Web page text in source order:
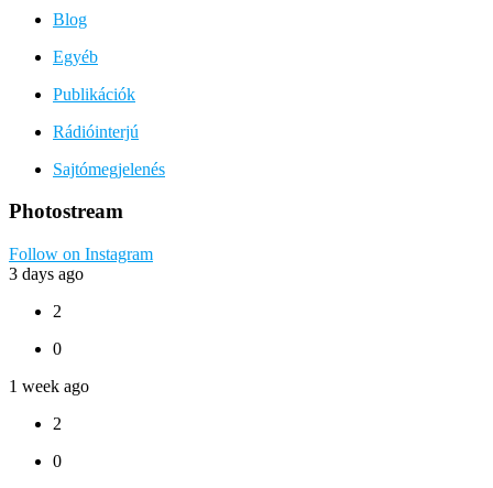
Blog
Egyéb
Publikációk
Rádióinterjú
Sajtómegjelenés
Photostream
Follow on Instagram
3 days ago
2
0
1 week ago
2
0